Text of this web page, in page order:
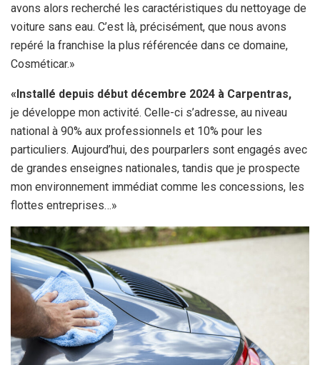
avons alors recherché les caractéristiques du nettoyage de
voiture sans eau. C’est là, précisément, que nous avons
repéré la franchise la plus référencée dans ce domaine,
Cosméticar.»
«Installé depuis début décembre 2024 à Carpentras,
je développe mon activité. Celle-ci s’adresse, au niveau
national à 90% aux professionnels et 10% pour les
particuliers. Aujourd’hui, des pourparlers sont engagés avec
de grandes enseignes nationales, tandis que je prospecte
mon environnement immédiat comme les concessions, les
flottes entreprises…»